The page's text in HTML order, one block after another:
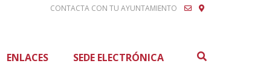
CONTACTA CON TU AYUNTAMIENTO
ENLACES SEDE ELECTRÓNICA